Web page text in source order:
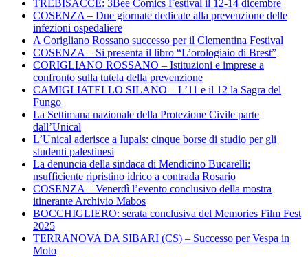
TREBISACCE: 3Bee Comics Festival il 12-14 dicembre
COSENZA – Due giornate dedicate alla prevenzione delle
infezioni ospedaliere
A Corigliano Rossano successo per il Clementina Festival
COSENZA – Si presenta il libro “L’orologiaio di Brest”
CORIGLIANO ROSSANO – Istituzioni e imprese a
confronto sulla tutela della prevenzione
CAMIGLIATELLO SILANO – L’11 e il 12 la Sagra del
Fungo
La Settimana nazionale della Protezione Civile parte
dall’Unical
L’Unical aderisce a Iupals: cinque borse di studio per gli
studenti palestinesi
La denuncia della sindaca di Mendicino Bucarelli:
nsufficiente ripristino idrico a contrada Rosario
COSENZA – Venerdì l’evento conclusivo della mostra
itinerante Archivio Mabos
BOCCHIGLIERO: serata conclusiva del Memories Film Fest
2025
TERRANOVA DA SIBARI (CS) – Successo per Vespa in
Moto